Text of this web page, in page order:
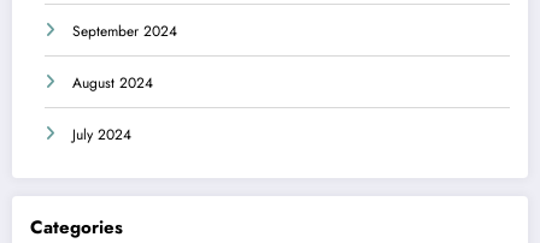
September 2024
August 2024
July 2024
Categories